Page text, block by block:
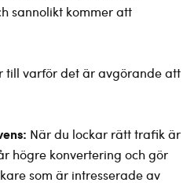
sannolikt kommer att
till varför det är avgörande att
När du lockar rätt trafik är
högre konvertering och gör
som är intresserade av